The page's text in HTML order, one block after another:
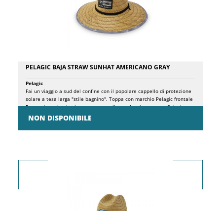
PELAGIC BAJA STRAW SUNHAT AMERICANO GRAY
NON DISPONIBILE
Pelagic
Fai un viaggio a sud del confine con il popolare cappello di protezione
solare a tesa larga "stile bagnino". Toppa con marchio Pelagic frontale
Parasudore elastico interno personalizzato Iconica stampa Pelagic
Americamo sulla tesa inferiore Cinghia di serraggio regolabile Taglia
unica Materiale: 100% fibre naturali